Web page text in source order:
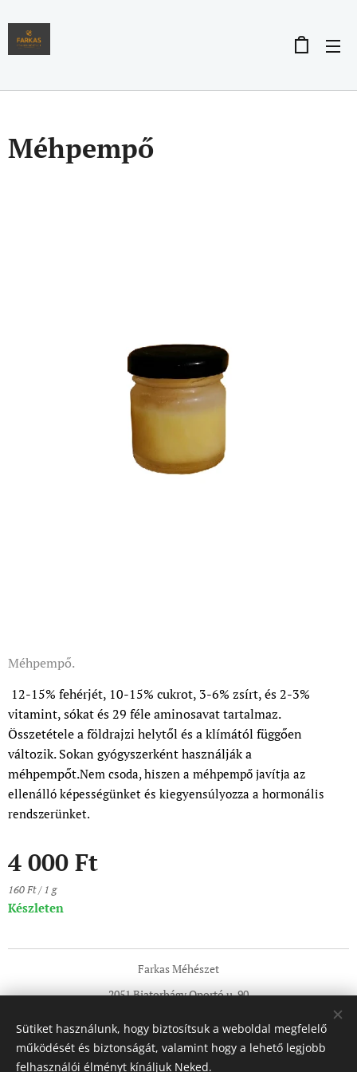
Méhpempő
Méhpempő.
12-15% fehérjét, 10-15% cukrot, 3-6% zsírt, és 2-3%
vitamint, sókat és 29 féle aminosavat tartalmaz.
Összetétele a földrajzi helytől és a klímától függően
változik. Sokan gyógyszerként használják a
méhpempőt.Nem csoda, hiszen a méhpempő javítja az
ellenálló képességünket és kiegyensúlyozza a hormonális
rendszerünket.
4 000 Ft
160 Ft / 1 g
Készleten
Farkas Méhészet
2051 Biatorbágy Oportó u. 90
info@termeloimez-mezbor.hu
Sütik
Sütiket használunk, hogy biztosítsuk a weboldal megfelelő
működését és biztonságát, valamint hogy a lehető legjobb
felhasználói élményt kínáljuk Neked.